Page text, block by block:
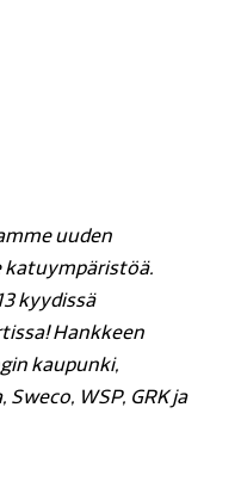
uuden
kyydissä
Hankkeen
kaupunki,
WSP, GRK ja